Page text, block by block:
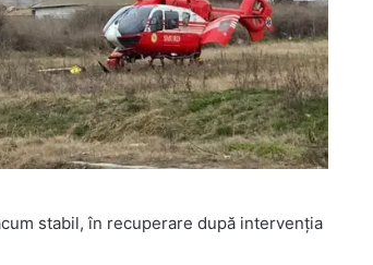
stabil, în recuperare după intervenția